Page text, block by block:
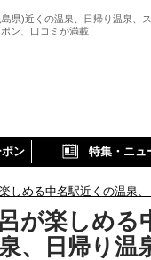
県)近くの温泉、日帰り温泉、
ン、口コミが満載
ン 特集・ニュ
しめる中名駅近くの温泉
が楽しめる
、日帰り温